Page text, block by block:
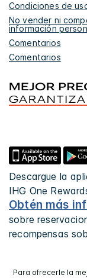
Condiciones de
No vender ni
información
Comentarios
Comentarios
Descargue la
IHG One
Obtén más
sobre
recompensas
Para ofrecerle la